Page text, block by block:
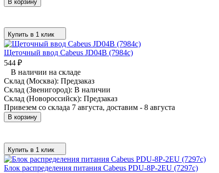
В корзину
Купить в 1 клик
Щеточный ввод Cabeus JD04B (7984c)
544 ₽
В наличии на складе
Склад (Москва): Предзаказ
Склад (Звенигород): В наличии
Склад (Новороссийск): Предзаказ
Привезем со склада 7 августа, доставим - 8 августа
В корзину
Купить в 1 клик
Блок распределения питания Cabeus PDU-8P-2EU (7297c)